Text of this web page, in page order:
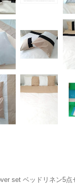
set ベッドリネン5